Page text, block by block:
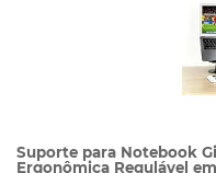
Suporte para Notebook
Ergonômica Regulável